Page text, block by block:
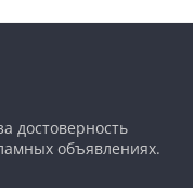
достоверность
объявлениях.